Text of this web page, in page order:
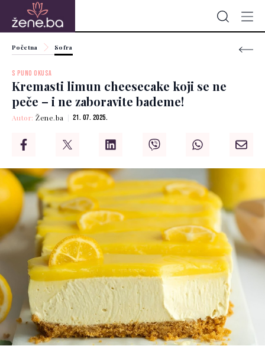
Početna Sofra
S PUNO OKUSA
Kremasti limun cheesecake koji se ne
peče – i ne zaboravite bademe!
Autor:Žene.ba 21. 07. 2025.